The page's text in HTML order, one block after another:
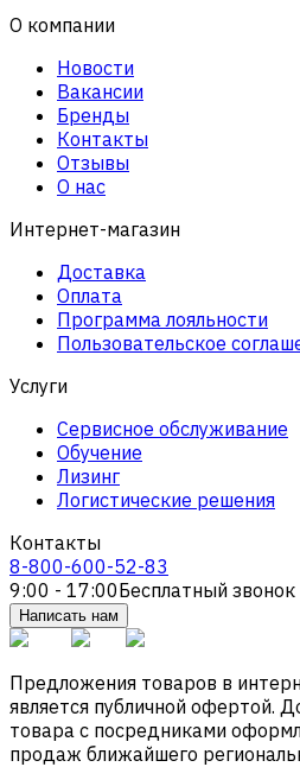
О компании
Новости
Вакансии
Бренды
Контакты
Отзывы
О нас
Интернет-магазин
Доставка
Оплата
Программа лояльности
Пользовательское
Услуги
Сервисное обслуживание
Обучение
Лизинг
Логистические решения
Контакты
8-800-600-52-83
9:00 - 17:00Бесплатный звонок
Написать нам
Предложения товаров в
является публичной офертой.
товара с посредниками
продаж ближайшего